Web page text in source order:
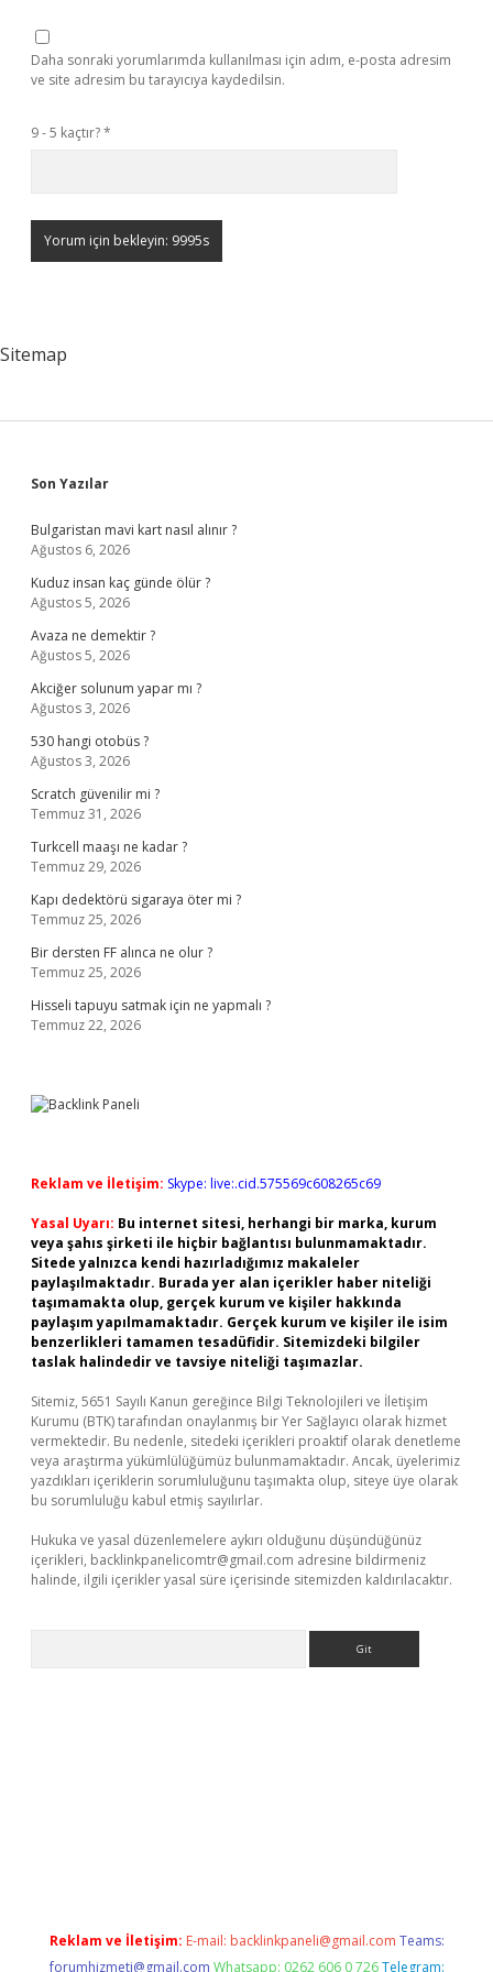
Daha sonraki yorumlarımda kullanılması için adım, e-posta adresim
ve site adresim bu tarayıcıya kaydedilsin.
9 - 5 kaçtır?*
Sitemap
Sidebar
Son Yazılar
Bulgaristan mavi kart nasıl alınır ?
Ağustos 6, 2026
Kuduz insan kaç günde ölür ?
Ağustos 5, 2026
Avaza ne demektir ?
Ağustos 5, 2026
Akciğer solunum yapar mı ?
Ağustos 3, 2026
530 hangi otobüs ?
Ağustos 3, 2026
Scratch güvenilir mi ?
Temmuz 31, 2026
Turkcell maaşı ne kadar ?
Temmuz 29, 2026
Kapı dedektörü sigaraya öter mi ?
Temmuz 25, 2026
Bir dersten FF alınca ne olur ?
Temmuz 25, 2026
Hisseli tapuyu satmak için ne yapmalı ?
Temmuz 22, 2026
Reklam ve İletişim: Skype: live:.cid.575569c608265c69
Yasal Uyarı: Bu internet sitesi, herhangi bir marka, kurum
veya şahıs şirketi ile hiçbir bağlantısı bulunmamaktadır.
Sitede yalnızca kendi hazırladığımız makaleler
paylaşılmaktadır. Burada yer alan içerikler haber niteliği
taşımamakta olup, gerçek kurum ve kişiler hakkında
paylaşım yapılmamaktadır. Gerçek kurum ve kişiler ile isim
benzerlikleri tamamen tesadüfidir. Sitemizdeki bilgiler
taslak halindedir ve tavsiye niteliği taşımazlar.
Sitemiz, 5651 Sayılı Kanun gereğince Bilgi Teknolojileri ve İletişim
Kurumu (BTK) tarafından onaylanmış bir Yer Sağlayıcı olarak hizmet
vermektedir. Bu nedenle, sitedeki içerikleri proaktif olarak denetleme
veya araştırma yükümlülüğümüz bulunmamaktadır. Ancak, üyelerimiz
yazdıkları içeriklerin sorumluluğunu taşımakta olup, siteye üye olarak
bu sorumluluğu kabul etmiş sayılırlar.
Hukuka ve yasal düzenlemelere aykırı olduğunu düşündüğünüz
içerikleri, backlinkpanelicomtr@gmail.com adresine bildirmeniz
halinde, ilgili içerikler yasal süre içerisinde sitemizden kaldırılacaktır.
Reklam ve İletişim: E-mail: backlinkpaneli@gmail.com Teams:
forumhizmeti@gmail.com Whatsapp: 0262 606 0 726 Telegram: